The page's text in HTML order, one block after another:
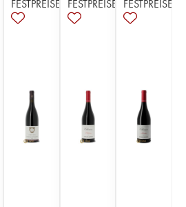
FESTPREISE
FESTPREISE FESTPREISE